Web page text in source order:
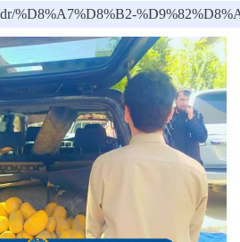
%D8%A7%D8%B2-